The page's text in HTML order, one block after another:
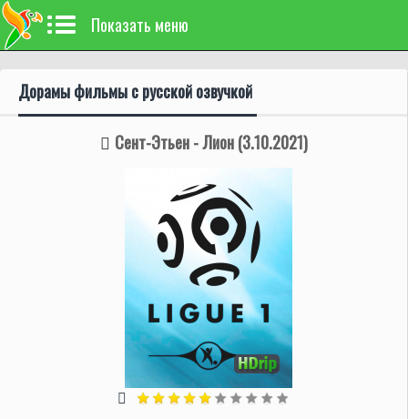
Показать меню
Дорамы фильмы с русской озвучкой
Сент-Этьен - Лион (3.10.2021)